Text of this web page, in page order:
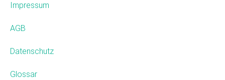
Impressum
AGB
Datenschutz
Glossar